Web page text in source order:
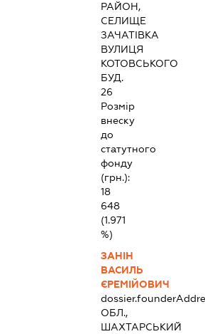
РАЙОН,
СЕЛИЩЕ
ЗАЧАТІВКА
ВУЛИЦЯ
КОТОВСЬКОГО
БУД.
26
Розмір
внеску
до
статутного
фонду
(грн.):
18
648
(1.971
%)
ЗАНІН
ВАСИЛЬ
ЄРЕМІЙОВИЧ
ОБЛ.,
ШАХТАРСЬКИЙ